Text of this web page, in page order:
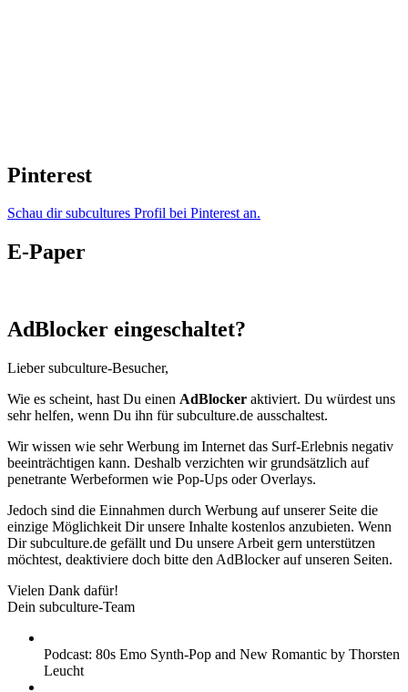
Pinterest
Schau dir subcultures Profil bei Pinterest an.
E-Paper
AdBlocker eingeschaltet?
Lieber subculture-Besucher,
Wie es scheint, hast Du einen AdBlocker aktiviert. Du würdest uns
sehr helfen, wenn Du ihn für subculture.de ausschaltest.
Wir wissen wie sehr Werbung im Internet das Surf-Erlebnis negativ
beeinträchtigen kann. Deshalb verzichten wir grundsätzlich auf
penetrante Werbeformen wie Pop-Ups oder Overlays.
Jedoch sind die Einnahmen durch Werbung auf unserer Seite die
einzige Möglichkeit Dir unsere Inhalte kostenlos anzubieten. Wenn
Dir subculture.de gefällt und Du unsere Arbeit gern unterstützen
möchtest, deaktiviere doch bitte den AdBlocker auf unseren Seiten.
Vielen Dank dafür!
Dein subculture-Team
Podcast: 80s Emo Synth-Pop and New Romantic by Thorsten
Leucht